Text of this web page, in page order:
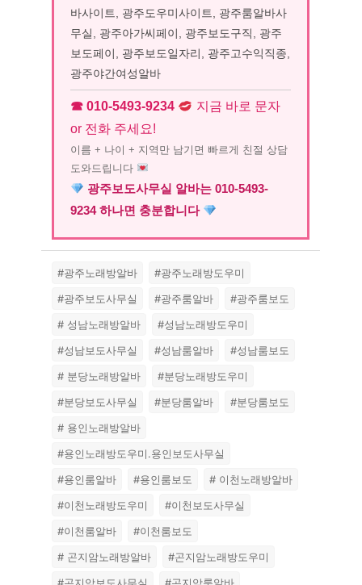
바사이트, 광주도우미사이트, 광주룸알바사
무실, 광주아가씨페이, 광주보도구직, 광주
보도페이, 광주보도일자리, 광주고수익직종,
광주야간여성알바
☎ 010-5493-9234
지금 바로 문자
or 전화 주세요!
이름 + 나이 + 지역만 남기면 빠르게 친절 상담
도와드립니다
광주보도사무실 알바는 010-5493-
9234 하나면 충분합니다
#광주노래방알바
#광주노래방도우미
#광주보도사무실
#광주룸알바
#광주룸보도
# 성남노래방알바
#성남노래방도우미
#성남보도사무실
#성남룸알바
#성남룸보도
# 분당노래방알바
#분당노래방도우미
#분당보도사무실
#분당룸알바
#분당룸보도
# 용인노래방알바
#용인노래방도우미.용인보도사무실
#용인룸알바
#용인룸보도
# 이천노래방알바
#이천노래방도우미
#이천보도사무실
#이천룸알바
#이천룸보도
# 곤지암노래방알바
#곤지암노래방도우미